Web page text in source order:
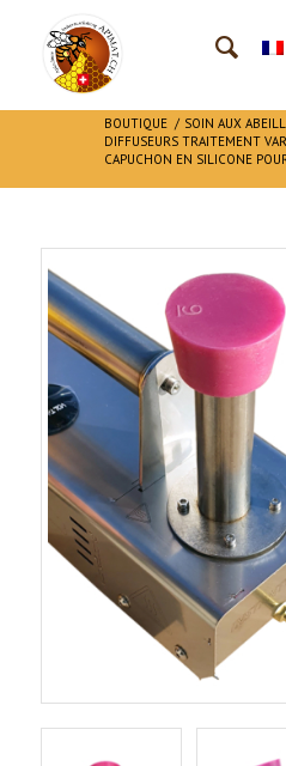
BOUTIQUE / SOIN AUX
DIFFUSEURS TRAITEMENT
CAPUCHON EN SILICONE